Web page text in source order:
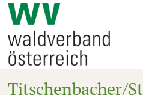
Titschenbacher/